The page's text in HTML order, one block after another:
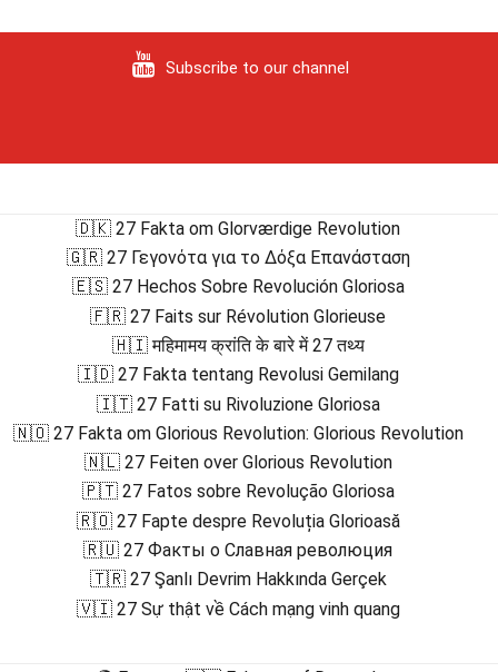
Subscribe to our channel
🇩🇰 27 Fakta om Glorværdige Revolution
🇬🇷 27 Γεγονότα για το Δόξα Επανάσταση
🇪🇸 27 Hechos Sobre Revolución Gloriosa
🇫🇷 27 Faits sur Révolution Glorieuse
🇭🇮 महिमामय क्रांति के बारे में 27 तथ्य
🇮🇩 27 Fakta tentang Revolusi Gemilang
🇮🇹 27 Fatti su Rivoluzione Gloriosa
🇳🇴 27 Fakta om Glorious Revolution: Glorious Revolution
🇳🇱 27 Feiten over Glorious Revolution
🇵🇹 27 Fatos sobre Revolução Gloriosa
🇷🇴 27 Fapte despre Revoluția Glorioasă
🇷🇺 27 Факты о Славная революция
🇹🇷 27 Şanlı Devrim Hakkında Gerçek
🇻🇮 27 Sự thật về Cách mạng vinh quang